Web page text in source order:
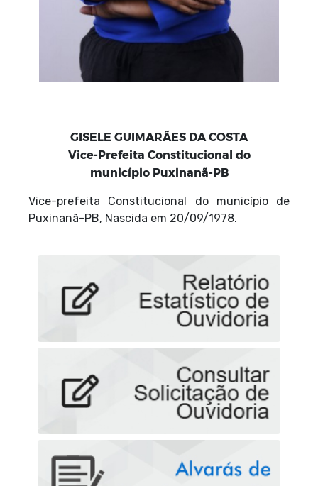
GISELE GUIMARÃES DA COSTA
Vice-Prefeita Constitucional do
município Puxinanã-PB
Vice-prefeita Constitucional do município de
Puxinanã-PB, Nascida em 20/09/1978.